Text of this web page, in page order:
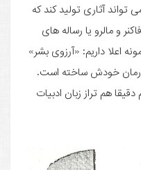
تواند آثاری تولید کند که
و مالرو یا رساله های
اعلا داریم: «آرزوی بشر»
رمان خودش ساخته است.
دقیقا هم تراز زبان ادبیات